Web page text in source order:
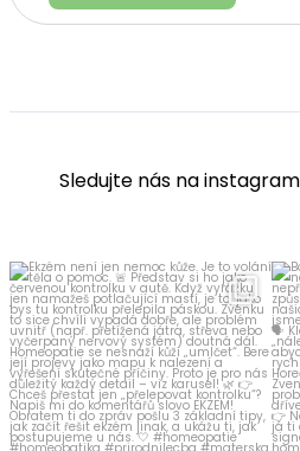
Sledujte nás na
homeopatika.cz
Čvc 25